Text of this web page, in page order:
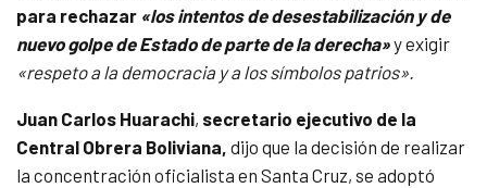
para rechazar «los intentos de desestabilización y de
nuevo golpe de Estado de parte de la derecha»y exigir
«respeto a la democracia y a los símbolos patrios».
Juan Carlos Huarachi, secretario ejecutivo de la
Central Obrera Boliviana, dijo que la decisión de realizar
la concentración oficialista en Santa Cruz, se adoptó